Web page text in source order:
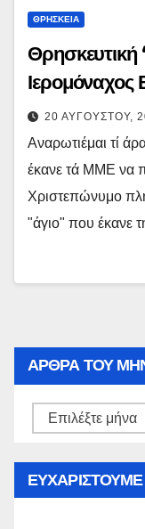
ΘΡΗΣΚΕΙΑ
Θρησκευτική
20 ΑΥΓΟΎΣΤΟΥ,
Αναρωτιέμαι τί
έκανε τά ΜΜΕ να
Χριστεπώνυμο
"άγιο" που έκανε
ΑΡΘΡΑ ΤΟΥ
Αρθρα